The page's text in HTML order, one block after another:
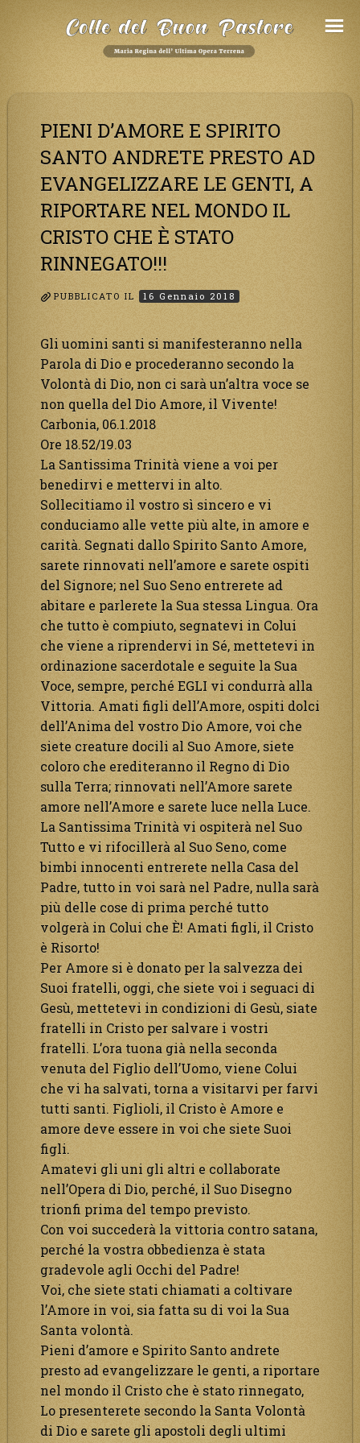
PIENI D’AMORE E SPIRITO
SANTO ANDRETE PRESTO AD
EVANGELIZZARE LE GENTI, A
RIPORTARE NEL MONDO IL
CRISTO CHE È STATO
RINNEGATO!!!
PUBBLICATO IL 16 Gennaio 2018
Gli uomini santi si manifesteranno nella
Parola di Dio e procederanno secondo la
Volontà di Dio, non ci sarà un’altra voce se
non quella del Dio Amore, il Vivente!
Carbonia, 06.1.2018
Ore 18.52/19.03
La Santissima Trinità viene a voi per
benedirvi e mettervi in alto.
Sollecitiamo il vostro sì sincero e vi
conduciamo alle vette più alte, in amore e
carità. Segnati dallo Spirito Santo Amore,
sarete rinnovati nell’amore e sarete ospiti
del Signore; nel Suo Seno entrerete ad
abitare e parlerete la Sua stessa Lingua. Ora
che tutto è compiuto, segnatevi in Colui
che viene a riprendervi in Sé, mettetevi in
ordinazione sacerdotale e seguite la Sua
Voce, sempre, perché EGLI vi condurrà alla
Vittoria. Amati figli dell’Amore, ospiti dolci
dell’Anima del vostro Dio Amore, voi che
siete creature docili al Suo Amore, siete
coloro che erediteranno il Regno di Dio
sulla Terra; rinnovati nell’Amore sarete
amore nell’Amore e sarete luce nella Luce.
La Santissima Trinità vi ospiterà nel Suo
Tutto e vi rifocillerà al Suo Seno, come
bimbi innocenti entrerete nella Casa del
Padre, tutto in voi sarà nel Padre, nulla sarà
più delle cose di prima perché tutto
volgerà in Colui che È! Amati figli, il Cristo
è Risorto!
Per Amore si è donato per la salvezza dei
Suoi fratelli, oggi, che siete voi i seguaci di
Gesù, mettetevi in condizioni di Gesù, siate
fratelli in Cristo per salvare i vostri
fratelli. L’ora tuona già nella seconda
venuta del Figlio dell’Uomo, viene Colui
che vi ha salvati, torna a visitarvi per farvi
tutti santi. Figlioli, il Cristo è Amore e
amore deve essere in voi che siete Suoi
figli.
Amatevi gli uni gli altri e collaborate
nell’Opera di Dio, perché, il Suo Disegno
trionfi prima del tempo previsto.
Con voi succederà la vittoria contro satana,
perché la vostra obbedienza è stata
gradevole agli Occhi del Padre!
Voi, che siete stati chiamati a coltivare
l’Amore in voi, sia fatta su di voi la Sua
Santa volontà.
Pieni d’amore e Spirito Santo andrete
presto ad evangelizzare le genti, a riportare
nel mondo il Cristo che è stato rinnegato,
Lo presenterete secondo la Santa Volontà
di Dio e sarete gli apostoli degli ultimi